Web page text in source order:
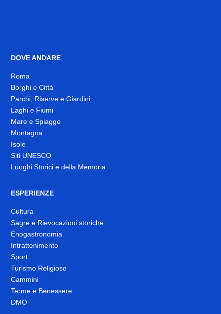
DOVE ANDARE
Roma
Borghi e Città
Parchi, Riserve e Giardini
Laghi e Fiumi
Mare e Spiagge
Montagna
Isole
Siti UNESCO
Luoghi Storici e della Memoria
ESPERIENZE
Cultura
Sagre e Rievocazioni storiche
Enogastronomia
Intrattenimento
Sport
Turismo Religioso
Cammini
Terme e Benessere
DMO